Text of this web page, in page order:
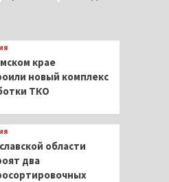
крае
новый комплекс
ТКО
области
два